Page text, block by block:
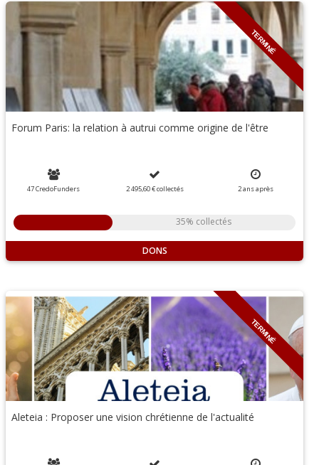
TERMINÉ
Forum Paris: la relation à autrui comme origine de l'être
47 CredoFunders 2 495,60 €collectés 2ansaprès
35% collectés
DONS
TERMINÉ
Aleteia : Proposer une vision chrétienne de l'actualité